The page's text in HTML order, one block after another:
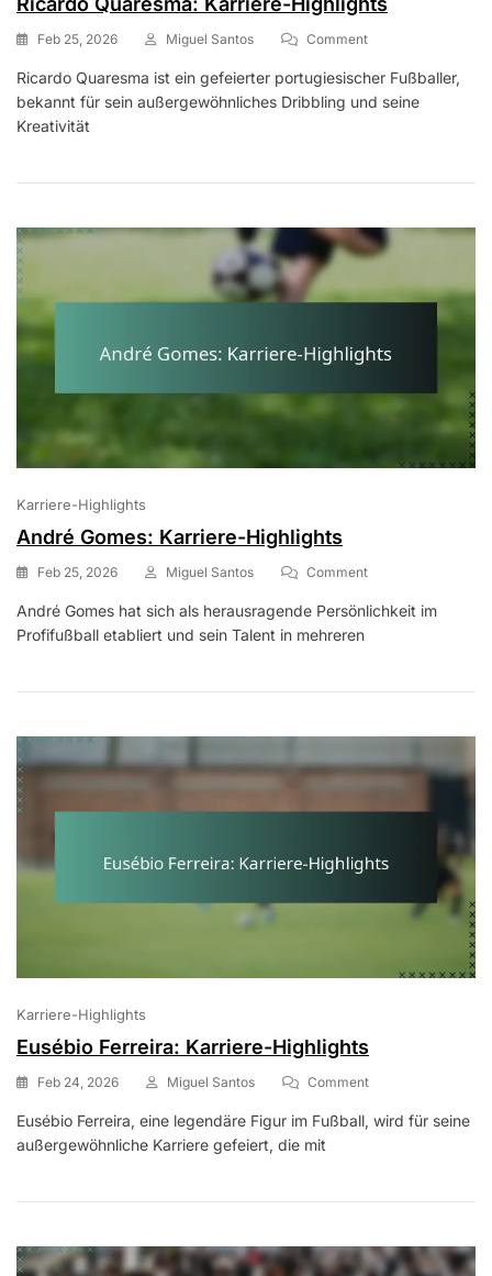
Feb 25, 2026 Miguel Santos CommentOn
Quaresma:
Karriere-
Ricardo Quaresma ist ein gefeierter portugiesischer Fußballer,
bekannt für sein außergewöhnliches Dribbling und seine
Kreativität
Karriere-Highlights
André Gomes: Karriere-Highlights
Feb 25, 2026 Miguel Santos CommentOn
Gomes:
André Gomes hat sich als herausragende Persönlichkeit im
Profifußball etabliert und sein Talent in mehreren
Karriere-Highlights
Eusébio Ferreira: Karriere-Highlights
Feb 24, 2026 Miguel Santos CommentOn
Ferreira:
Eusébio Ferreira, eine legendäre Figur im Fußball, wird für seine
außergewöhnliche Karriere gefeiert, die mit